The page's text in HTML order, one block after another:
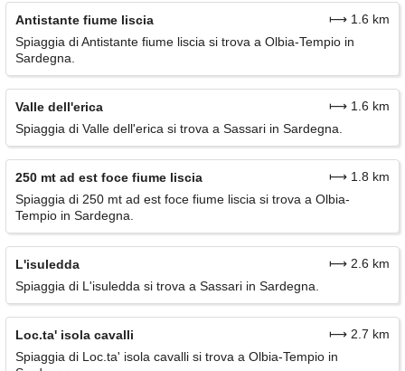
Antistante fiume liscia
⟼ 1.6 km
Spiaggia di Antistante fiume liscia si trova a Olbia-Tempio in
Sardegna.
Valle dell'erica
⟼ 1.6 km
Spiaggia di Valle dell'erica si trova a Sassari in Sardegna.
250 mt ad est foce fiume liscia
⟼ 1.8 km
Spiaggia di 250 mt ad est foce fiume liscia si trova a Olbia-
Tempio in Sardegna.
L'isuledda
⟼ 2.6 km
Spiaggia di L'isuledda si trova a Sassari in Sardegna.
Loc.ta' isola cavalli
⟼ 2.7 km
Spiaggia di Loc.ta' isola cavalli si trova a Olbia-Tempio in